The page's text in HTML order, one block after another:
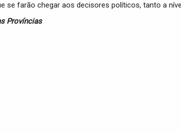
se farão chegar aos decisores políticos, tanto a
Províncias